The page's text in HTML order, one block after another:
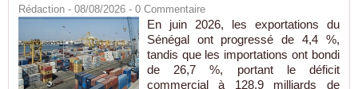
Rédaction - 08/08/2026 - 0 Commentaire
En juin 2026, les exportations du
Sénégal ont progressé de 4,4 %,
tandis que les importations ont bondi
de 26,7 %, portant le déficit
commercial à 128,9 milliards de